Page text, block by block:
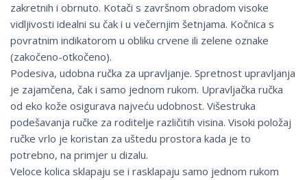
zakretnih i obrnuto. Kotači s završnom obradom visoke
vidljivosti idealni su čak i u večernjim šetnjama. Kočnica s
povratnim indikatorom u obliku crvene ili zelene oznake
(zakočeno-otkočeno).
Podesiva, udobna ručka za upravljanje. Spretnost upravljanja
je zajamčena, čak i samo jednom rukom. Upravljačka ručka
od eko kože osigurava najveću udobnost. Višestruka
podešavanja ručke za roditelje različitih visina. Visoki položaj
ručke vrlo je koristan za uštedu prostora kada je to
potrebno, na primjer u dizalu.
Veloce kolica sklapaju se i rasklapaju samo jednom rukom